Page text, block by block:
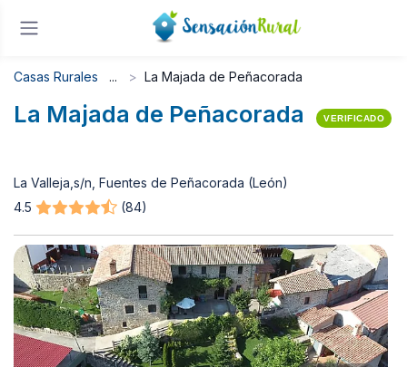
Casas Rurales La Majada de Peñacorada
La Majada de Peñacorada VERIFICADO
La Valleja,s/n, Fuentes de Peñacorada (León)
4.5
(84)